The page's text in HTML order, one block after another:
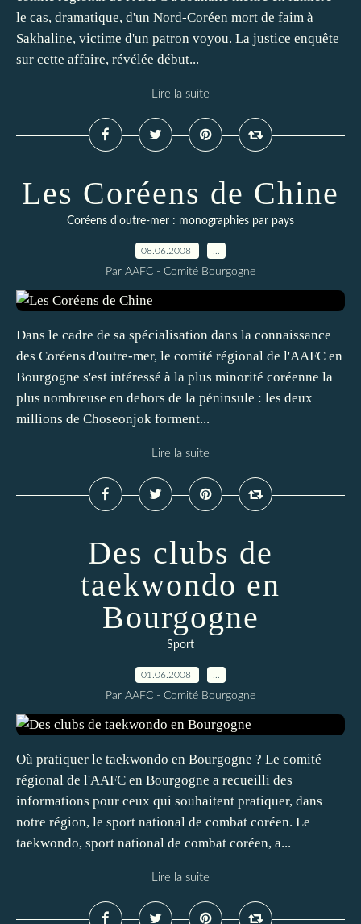
le cas, dramatique, d'un Nord-Coréen mort de faim à
Sakhaline, victime d'un patron voyou. La justice enquête
sur cette affaire, révélée début...
Lire la suite
Les Coréens de Chine
Coréens d'outre-mer : monographies par pays
08.06.2008
Par AAFC - Comité Bourgogne
Dans le cadre de sa spécialisation dans la connaissance
des Coréens d'outre-mer, le comité régional de l'AAFC en
Bourgogne s'est intéressé à la plus minorité coréenne la
plus nombreuse en dehors de la péninsule : les deux
millions de Choseonjok forment...
Lire la suite
Des clubs de
taekwondo en
Bourgogne
Sport
01.06.2008
Par AAFC - Comité Bourgogne
Où pratiquer le taekwondo en Bourgogne ? Le comité
régional de l'AAFC en Bourgogne a recueilli des
informations pour ceux qui souhaitent pratiquer, dans
notre région, le sport national de combat coréen. Le
taekwondo, sport national de combat coréen, a...
Lire la suite